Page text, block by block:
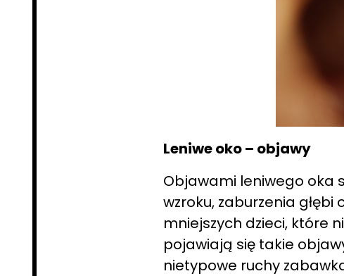
Leniwe oko – objawy
Objawami leniwego oka
wzroku, zaburzenia
mniejszych dzieci, które
pojawiają się takie
nietypowe ruchy